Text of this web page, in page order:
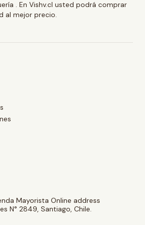
. En Vishv.cl usted podrá comprar
al mejor precio.
Mayorista Online address
N° 2849, Santiago, Chile.